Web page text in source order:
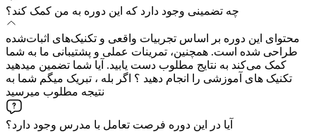
چه تضمینی وجود دارد که این دوره به من کمک کند؟
محتوای این دوره بر اساس تجربیات واقعی و تکنیک‌های اثبات‌شده
طراحی شده است. همچنین، تمرینات عملی و پشتیبانی ما به شما
کمک می‌کند به نتایج مطلوب دست یابید. آیا شما تضمین میدهید
تکنیک های آموزشی را انجام دهید ؟ اگر بله ، تبریک میگم شما به
نتیجه مطلوب میرسید
آیا در این دوره فرصت تعامل با مدرس وجود دارد؟